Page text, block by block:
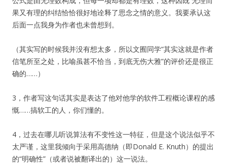
果又有理的纠结恰恰很好地诠释了思念之情的意义。我要承认这
后面一点我身为作者也未曾想到。
（其实写的时候我并没有想太多，所以文囿同学“其实这就是作者
信笔所至之处，比喻虽甚不恰当，到底无伤大雅”的评价还是很正
确的……）
3，作者写这句话其实是表达了他对他学的软件工程概论课程的感
慨……搞软工的人，你们懂的。
4，过去在哪儿听说算法有不变性这一特征，但是这个说法似乎不
太严谨，这里我倾向于采用高德纳（即Donald E. Knuth）的提出
的“明确性”（或者说被翻译出的）这一说法。